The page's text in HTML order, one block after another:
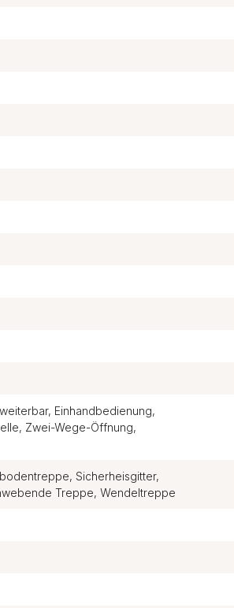
Einhandbedienung,
Zwei-Wege-Öffnung,
Sicherheisgitter,
Treppe, Wendeltreppe